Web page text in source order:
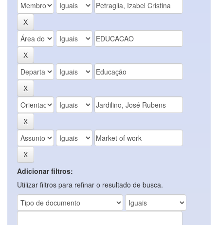
Adicionar filtros:
Utilizar filtros para refinar o resultado de busca.